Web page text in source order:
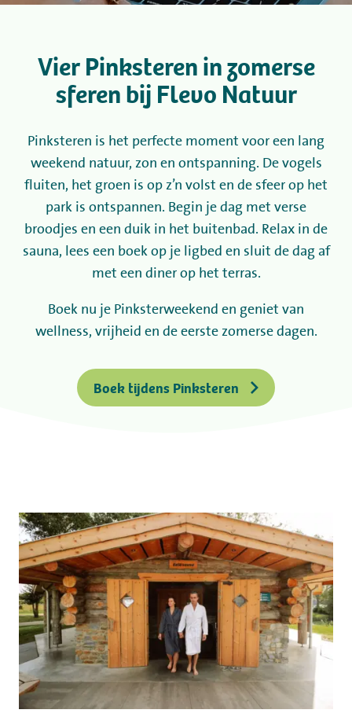
Kamperen
Wellness
+31 (0) 36 - 522 8880
Gastinformatie
Werken bij
Vier Pinksteren in zomerse
sferen bij Flevo Natuur
Pinksteren is het perfecte moment voor een lang
weekend natuur, zon en ontspanning. De vogels
fluiten, het groen is op z’n volst en de sfeer op het
park is ontspannen. Begin je dag met verse
broodjes en een duik in het buitenbad. Relax in de
sauna, lees een boek op je ligbed en sluit de dag af
met een diner op het terras.
Boek nu je Pinksterweekend en geniet van
wellness, vrijheid en de eerste zomerse dagen.
Boek tijdens Pinksteren